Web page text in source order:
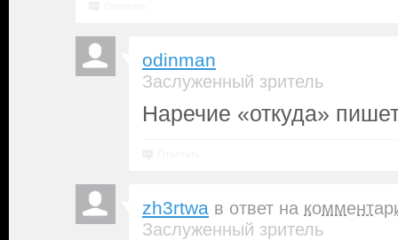
odinman
Заслуженный зритель
Наречие «откуда»
zh3rtwa в ответ на
Заслуженный зритель